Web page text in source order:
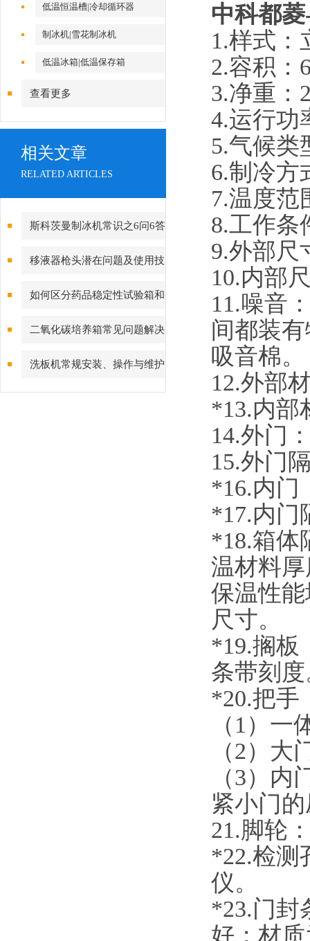
低温恒温槽|冷却循环器
制冰机|雪花制冰机
低温冰箱|低温保存箱
查看更多
相关文章
RELATED ARTICLES
斯科茨曼制冰机常识之6问6答
移液器枪头潜在问题及使用技
如何区分药品稳定性试验箱和
恒温恒湿箱？
二氧化碳培养箱常见问题解决
方案汇总
洗板机常规安装、操作与维护
中科都
1.样式：
2.容积：
3.净重：
4.运行功
5.气候类
6.制冷方
7.温度范
8.工作条
9.外部尺
10.内部
1 1.噪音
间都装
吸音棉。
12.外部
*13.内部
14.外门
15.外门
*16.内门
*17.内门
*18.箱体
温材料
保温性
尺寸。
*19.搁板
条带刻
*20.把手
（ 1）一
（2）大
（3）内
紧小门
21.脚轮
*22.检测
仪。
*23.门封
好； 材